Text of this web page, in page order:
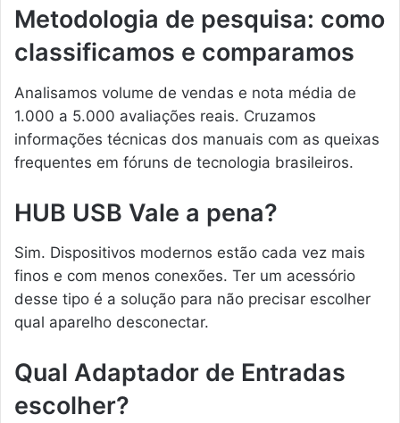
Metodologia de pesquisa: como
classificamos e comparamos
Analisamos volume de vendas e nota média de
1.000 a 5.000 avaliações reais. Cruzamos
informações técnicas dos manuais com as queixas
frequentes em fóruns de tecnologia brasileiros.
HUB USB Vale a pena?
Sim. Dispositivos modernos estão cada vez mais
finos e com menos conexões. Ter um acessório
desse tipo é a solução para não precisar escolher
qual aparelho desconectar.
Qual Adaptador de Entradas
escolher?